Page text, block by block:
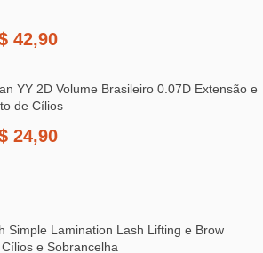
42,90
YY 2D Volume Brasileiro 0.07D Extensão e
de Cílios
24,90
Simple Lamination Lash Lifting e Brow
e Sobrancelha